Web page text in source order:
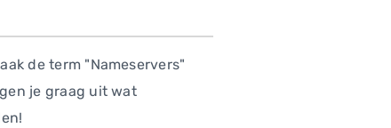
de term "Nameservers"
je graag uit wat